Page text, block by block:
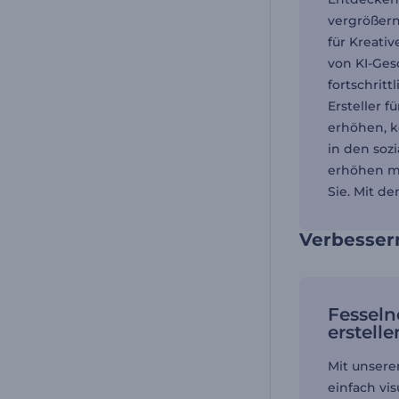
für
von KI-
Ersteller
erhöhen,
in den
erhöhen
Sie. Mit
Mit
einfach